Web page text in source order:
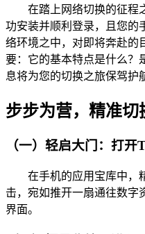
在踏上网络切换的征程
功安装并顺利登录，且您的
络环境之中，对即将奔赴的
要：它的基本特点是什么？
息将为您的切换之旅保驾护
步步为营，精准
（一）轻启大门：打开
在手机的应用宝库中，
击，宛如推开一扇通往数字
界面。